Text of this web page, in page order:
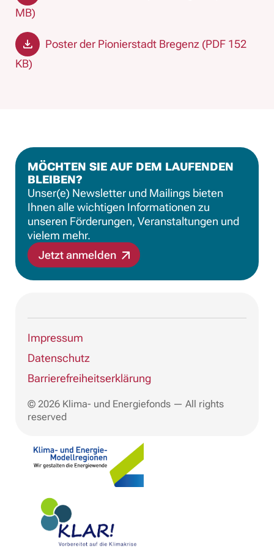
MB)
Poster der Pionierstadt Bregenz (PDF 152
KB)
MÖCHTEN SIE AUF DEM LAUFENDEN
BLEIBEN?
Unser(e) Newsletter und Mailings bieten
Ihnen alle wichtigen Informationen zu
unseren Förderungen, Veranstaltungen und
vielem mehr.
Jetzt anmelden
Impressum
Datenschutz
Barrierefreiheitserklärung
© 2026 Klima- und Energiefonds — All rights
reserved